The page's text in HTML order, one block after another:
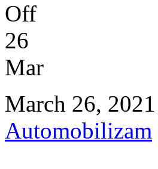
Off
26
Mar
March 26, 2021
Automobilizam